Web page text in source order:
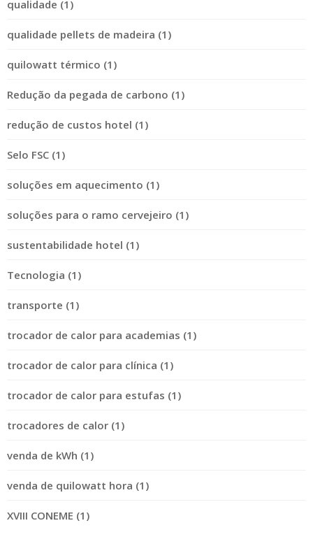
qualidade (1)
qualidade pellets de madeira (1)
quilowatt térmico (1)
Redução da pegada de carbono (1)
redução de custos hotel (1)
Selo FSC (1)
soluções em aquecimento (1)
soluções para o ramo cervejeiro (1)
sustentabilidade hotel (1)
Tecnologia (1)
transporte (1)
trocador de calor para academias (1)
trocador de calor para clínica (1)
trocador de calor para estufas (1)
trocadores de calor (1)
venda de kWh (1)
venda de quilowatt hora (1)
XVIII CONEME (1)